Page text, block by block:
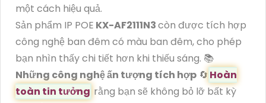
một cách hiệu quả.
Sản phẩm IP POE KX-AF2111N3còn được tích hợp
công nghệ ban đêm có màu ban đêm, cho phép
bạn nhìn thấy chi tiết hơn khi thiếu sáng. 📚
Những công nghệ ấn tượng tích hợp 🔄 Hoàn
toàn tin tưởng rằng bạn sẽ không bỏ lỡ bất kỳ